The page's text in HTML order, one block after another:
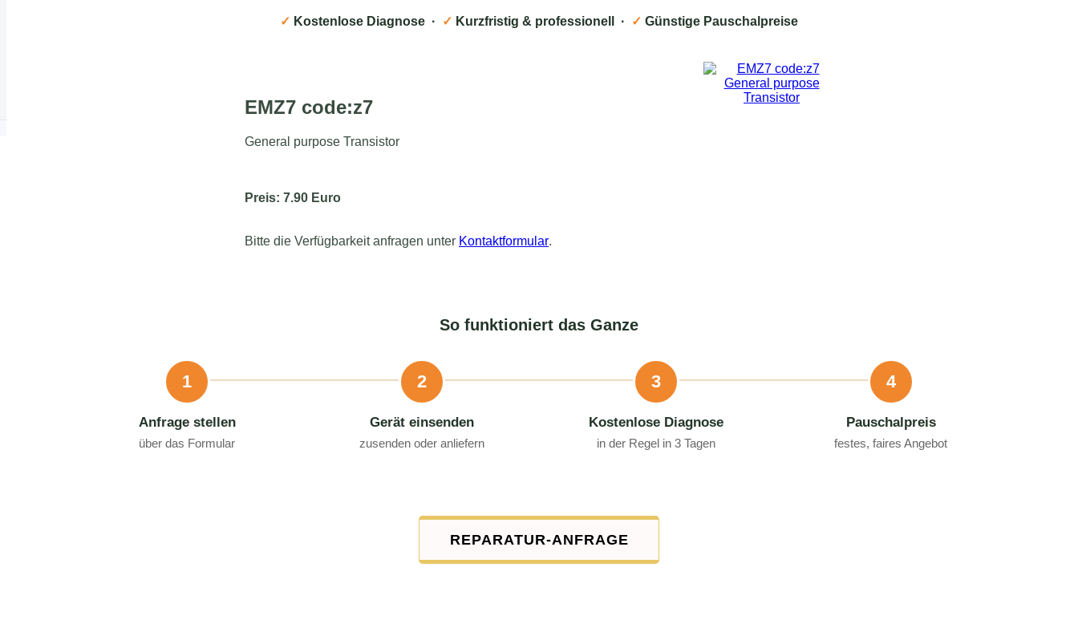
✓ Kostenlose Diagnose · ✓ Kurzfristig & professionell · ✓ Günstige Pauschalpreise
EMZ7 code:z7
General purpose Transistor
Preis: 7.90 Euro
Bitte die Verfügbarkeit anfragen unter Kontaktformular.
So funktioniert das Ganze
1
Anfrage stellen
über das Formular
2
Gerät einsenden
zusenden oder anliefern
3
Kostenlose Diagnose
in der Regel in 3 Tagen
4
Pauschalpreis
festes, faires Angebot
REPARATUR-ANFRAGE